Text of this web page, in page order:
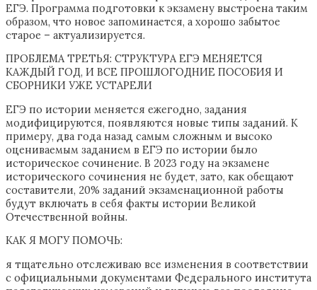
ЕГЭ. Программа подготовки к экзамену выстроена таким
образом, что новое запоминается, а хорошо забытое
старое – актуализируется.
ПРОБЛЕМА ТРЕТЬЯ: СТРУКТУРА ЕГЭ МЕНЯЕТСЯ
КАЖДЫЙ ГОД, И ВСЕ ПРОШЛОГОДНИЕ ПОСОБИЯ И
СБОРНИКИ УЖЕ УСТАРЕЛИ
ЕГЭ по истории меняется ежегодно, задания
модифицируются, появляются новые типы заданий. К
примеру, два года назад самым сложным и высоко
оцениваемым заданием в ЕГЭ по истории было
историческое сочинение. В 2023 году на экзамене
исторического сочинения не будет, зато, как обещают
составители, 20% заданий экзаменационной работы
будут включать в себя факты истории Великой
Отечественной войны.
КАК Я МОГУ ПОМОЧЬ:
я тщательно отслеживаю все изменения в соответствии
с официальными документами Федерального института